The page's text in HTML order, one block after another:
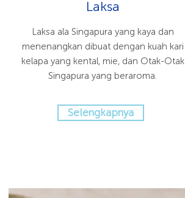
Laksa
Laksa ala Singapura yang kaya dan
menenangkan dibuat dengan kuah kari
kelapa yang kental, mie, dan Otak-Otak
Singapura yang beraroma.
Selengkapnya